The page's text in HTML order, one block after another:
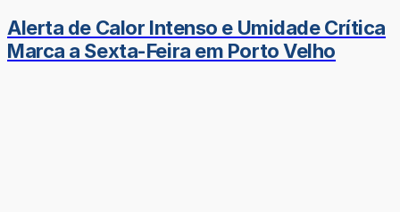
Alerta de Calor Intenso e Umidade Crítica
Marca a Sexta-Feira em Porto Velho